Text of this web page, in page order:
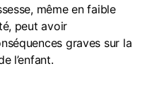
même en faible
peut avoir
graves sur la
l’enfant.